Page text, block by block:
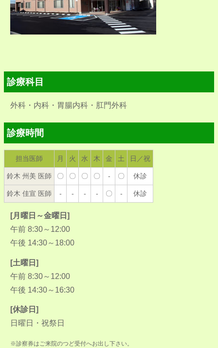
診療科目
外科・内科・胃腸内科・肛門外科
診療時間
担当医師 月 火 水 木 金 土 日／祝
鈴木 州美 医師 〇 〇 〇 〇 - 〇 休診
鈴木 佳宣 医師 - - - - 〇 - 休診
[月曜日～金曜日]
午前 8:30～12:00
午後 14:30～18:00
[土曜日]
午前 8:30～12:00
午後 14:30～16:30
[休診日]
日曜日・祝祭日
※診察券はご来院のつど受付へお出し下さい。